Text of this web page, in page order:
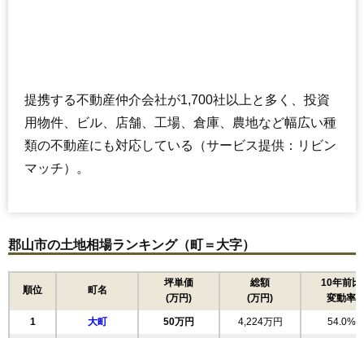
提携する不動産仲介会社が1,700社以上と多く、投資
用物件、ビル、店舗、工場、倉庫、農地など幅広い種
類の不動産にも対応している（サービス提供：リビン
マッチ）。
郡山市の土地相場ランキング（町＝大字）
順位 町名
坪単価
(万円)
総額
(万円)
10年前比
変動率
1 大町 50万円 4,224万円 54.0%